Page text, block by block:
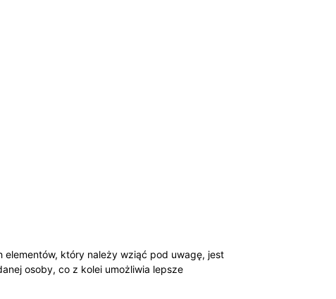
który należy wziąć pod uwagę, jest
osoby, co z kolei umożliwia lepsze